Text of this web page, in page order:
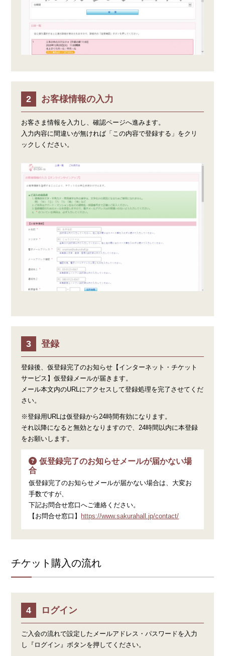
お客様情報の入力
お客さま情報を入力し、確認ページへ進みます。
入力内容に間違いが無ければ「この内容で登録する」をクリ
ックしください。
登録
登録後、仮登録完了のお知らせ【インターネット・チケット
サービス】仮登録メールが届きます。
メール本文内のURLにアクセスして登録処理を完了させてくだ
さい。
※登録用URLは仮登録から24時間有効になります。
それ以降になると無効となりますので、24時間以内に本登録
をお願いします。
仮登録完了のお知らせメールが届かない場
合
仮登録完了のお知らせメールが届かない場合は、大変お
手数ですが、
下記お問合せ窓口へご連絡ください。
【お問合せ窓口】
https://www.sakurahall.jp/contact/
チケット購入の流れ
ログイン
ご入会の流れで設定したメールアドレス・パスワードを入力
し『ログイン』ボタンを押してください。